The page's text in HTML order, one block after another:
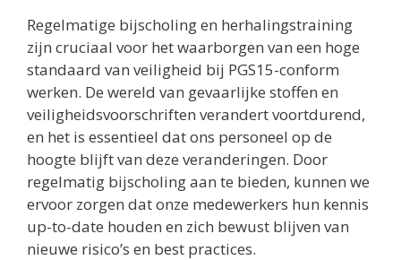
Regelmatige bijscholing en herhalingstraining
zijn cruciaal voor het waarborgen van een hoge
standaard van veiligheid bij PGS15-conform
werken. De wereld van gevaarlijke stoffen en
veiligheidsvoorschriften verandert voortdurend,
en het is essentieel dat ons personeel op de
hoogte blijft van deze veranderingen. Door
regelmatig bijscholing aan te bieden, kunnen we
ervoor zorgen dat onze medewerkers hun kennis
up-to-date houden en zich bewust blijven van
nieuwe risico’s en best practices.